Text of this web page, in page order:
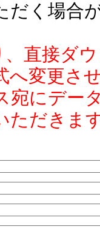
だく場合
直接ダ
へ変更さ
宛にデー
ただきま